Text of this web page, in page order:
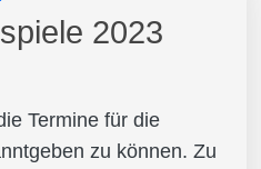
2023
Termine für die
zu können. Zu